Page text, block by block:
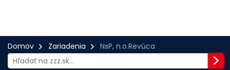
Domov Zariadenia NsP, n.o.Revúca